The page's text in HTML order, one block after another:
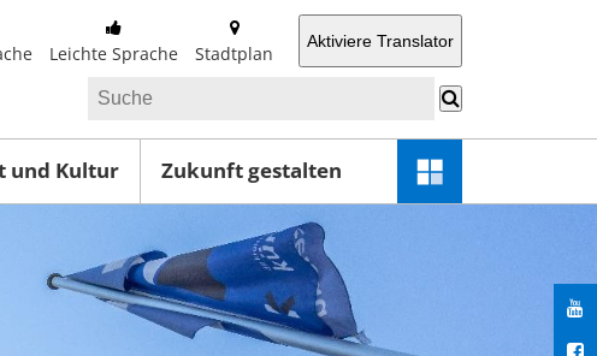
Leichte Sprache Stadtplan
Aktiviere Translator
und Kultur Zukunft gestalten
Schnellzugriff-
Menü